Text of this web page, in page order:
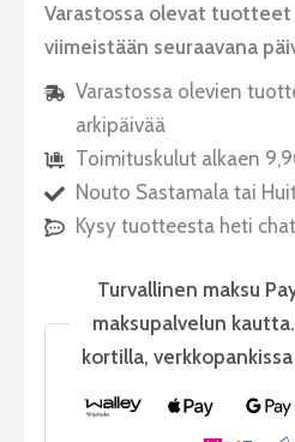
Varastossa olevat
viimeistään seuraavana
Varastossa olevien
arkipäivää
Toimituskulut alkaen
Nouto Sastamala tai
Kysy tuotteesta heti
Turvallinen maksu
maksupalvelun
kortilla,